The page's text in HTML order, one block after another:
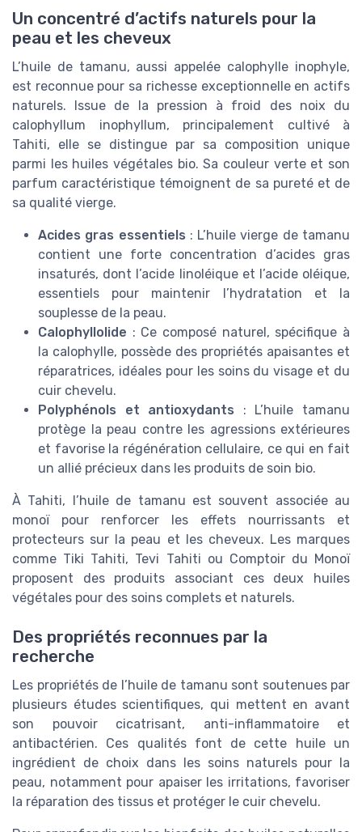
Un concentré d’actifs naturels pour la
peau et les cheveux
L’huile de tamanu, aussi appelée calophylle inophyle,
est reconnue pour sa richesse exceptionnelle en actifs
naturels. Issue de la pression à froid des noix du
calophyllum inophyllum, principalement cultivé à
Tahiti, elle se distingue par sa composition unique
parmi les huiles végétales bio. Sa couleur verte et son
parfum caractéristique témoignent de sa pureté et de
sa qualité vierge.
Acides gras essentiels : L’huile vierge de tamanu
contient une forte concentration d’acides gras
insaturés, dont l’acide linoléique et l’acide oléique,
essentiels pour maintenir l’hydratation et la
souplesse de la peau.
Calophyllolide : Ce composé naturel, spécifique à
la calophylle, possède des propriétés apaisantes et
réparatrices, idéales pour les soins du visage et du
cuir chevelu.
Polyphénols et antioxydants : L’huile tamanu
protège la peau contre les agressions extérieures
et favorise la régénération cellulaire, ce qui en fait
un allié précieux dans les produits de soin bio.
À Tahiti, l’huile de tamanu est souvent associée au
monoï pour renforcer les effets nourrissants et
protecteurs sur la peau et les cheveux. Les marques
comme Tiki Tahiti, Tevi Tahiti ou Comptoir du Monoï
proposent des produits associant ces deux huiles
végétales pour des soins complets et naturels.
Des propriétés reconnues par la
recherche
Les propriétés de l’huile de tamanu sont soutenues par
plusieurs études scientifiques, qui mettent en avant
son pouvoir cicatrisant, anti-inflammatoire et
antibactérien. Ces qualités font de cette huile un
ingrédient de choix dans les soins naturels pour la
peau, notamment pour apaiser les irritations, favoriser
la réparation des tissus et protéger le cuir chevelu.